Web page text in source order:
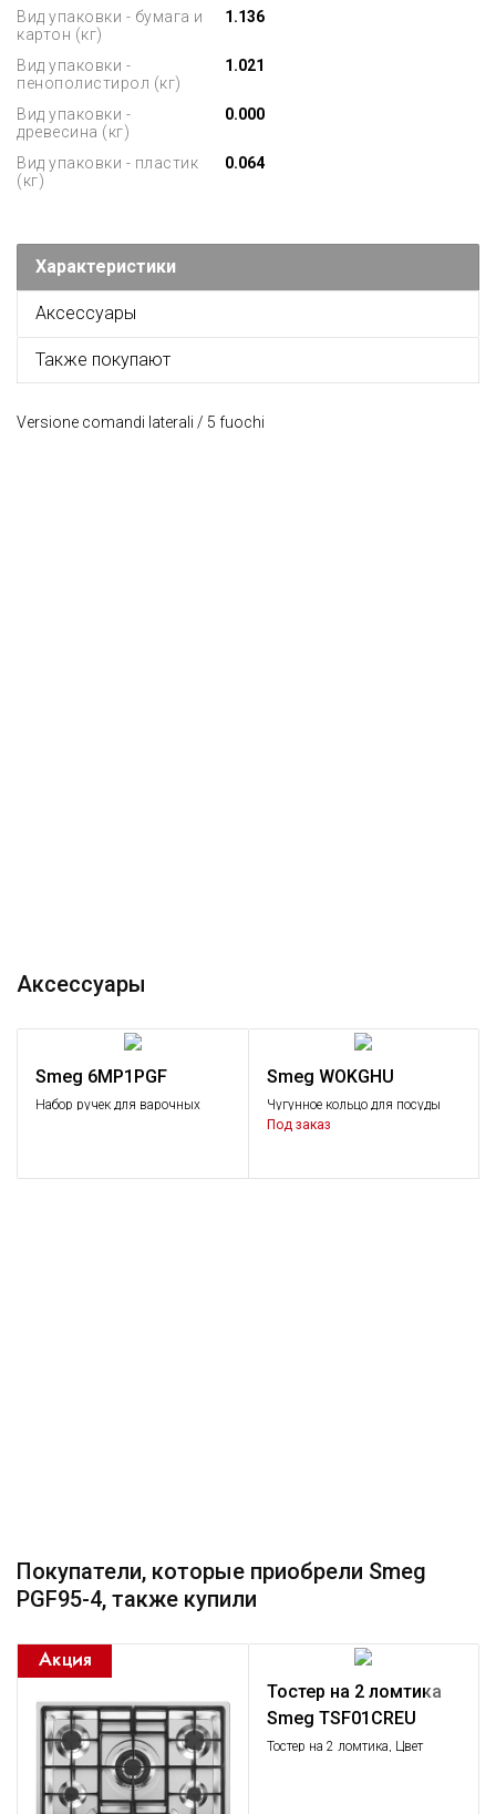
Вид упаковки - бумага и
картон (кг)
1.136
Вид упаковки -
пенополистирол (кг)
1.021
Вид упаковки -
древесина (кг)
0.000
Вид упаковки - пластик
(кг)
0.064
Характеристики
Аксессуары
Также покупают
Versione comandi laterali / 5 fuochi
Аксессуары
Smeg 6MP1PGF
Набор ручек для варочных
Smeg WOKGHU
Чугунное кольцо для посуды
WOK
Под заказ
Покупатели, которые приобрели Smeg
PGF95-4, также купили
Тостер на 2 ломтика
Smeg TSF01CREU
Тостер на 2 ломтика, Цвет